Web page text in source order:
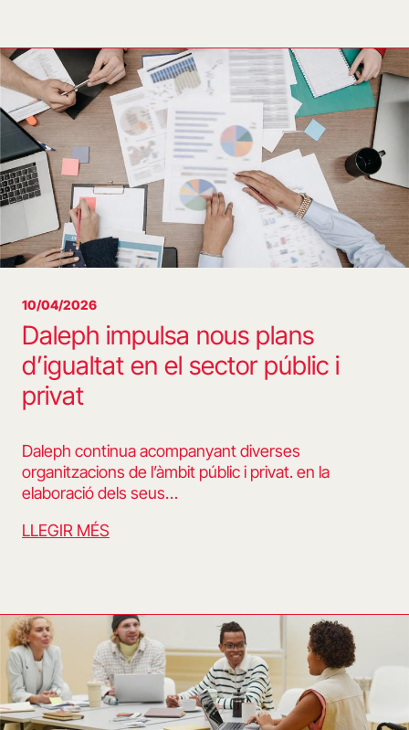
10/04/2026
Daleph impulsa nous plans
d’igualtat en el sector públic i
privat
Daleph continua acompanyant diverses
organitzacions de l’àmbit públic i privat. en la
elaboració dels seus…
LLEGIR MÉS